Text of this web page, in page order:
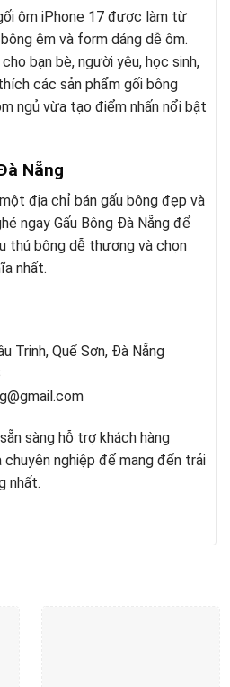
ôm iPhone 17 được làm từ
êm và form dáng dễ ôm.
bạn bè, người yêu, học sinh,
các sản phẩm gối bông
ngủ vừa tạo điểm nhấn nổi bật
Nẵng
địa chỉ bán gấu bông đẹp và
ngay Gấu Bông Đà Nẵng để
thú bông dễ thương và chọn
nhất.
Trinh, Quế Sơn, Đà Nẵng
sàng hỗ trợ khách hàng
chuyên nghiệp để mang đến trải
nhất.